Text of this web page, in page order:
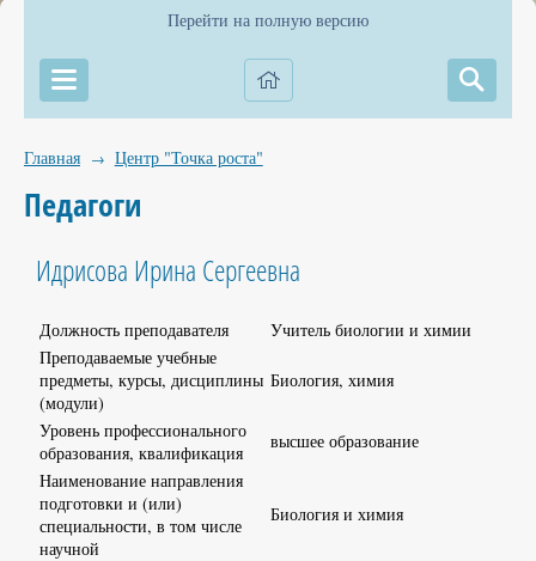
Перейти на полную версию
Главная → Центр "Точка роста"
Педагоги
Идрисова Ирина Сергеевна
Должность преподавателя
Учитель биологии и химии
Преподаваемые учебные
предметы, курсы, дисциплины
(модули)
Биология, химия
Уровень профессионального
образования, квалификация
высшее образование
Наименование направления
подготовки и (или)
специальности, в том числе
научной
Биология и химия